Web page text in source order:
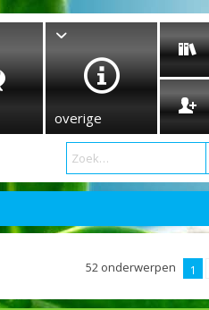
overige
52 onderwerpen 1